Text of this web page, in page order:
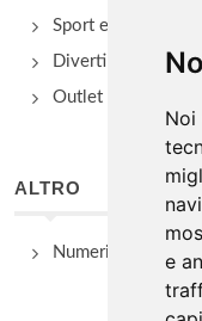
Noi
e
Sport e Benessere
Divertimento e
Outlet e spacci
ALTRO
Numeri Utili